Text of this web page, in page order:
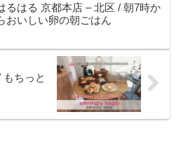
るはる 京都本店 – 北区 / 朝7時か
おいしい卵の朝ごはん
ちっと